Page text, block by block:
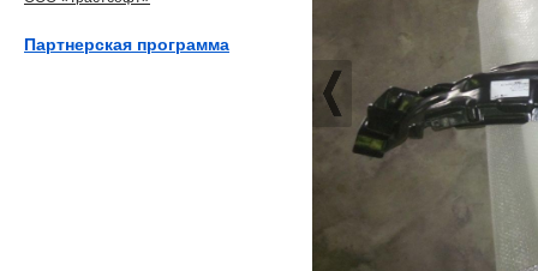
Партнерская программа